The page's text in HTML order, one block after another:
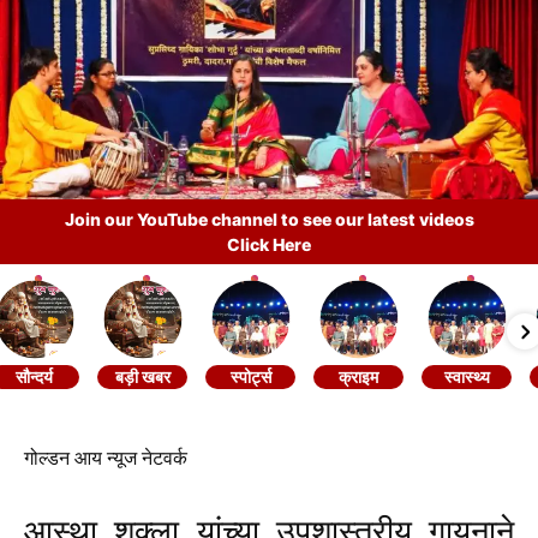
Join our YouTube channel to see our latest videos
Click Here
सौन्दर्य बड़ी खबर स्पोर्ट्स क्राइम स्वास्थ्य
गोल्डन आय न्यूज नेटवर्क